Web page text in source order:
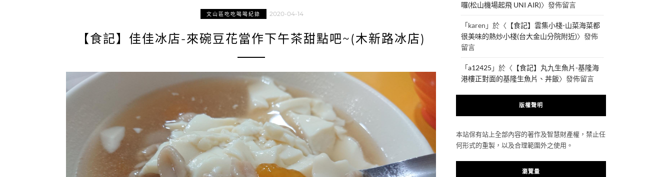
文山區吃吃喝喝紀錄 2020-04-14
【食記】佳佳冰店-來碗豆花當作下午茶甜點吧~(木新路冰店)
囉(松山機場起飛 UNI AIR)〉發佈留言
「karen 」於〈 【食記】雲集小棧-山菜海菜都
很美味的熱炒小棧(台大金山分院附近)〉發佈
留言
「a12425 」於〈 【食記】丸九生魚片-基隆海
港樓正對面的基隆生魚片、丼飯〉發佈留言
版權聲明
本站保有站上全部內容的著作及智慧財產權，禁止任
何形式的重製，以及合理範圍外之使用。
瀏覽量